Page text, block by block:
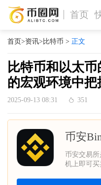
首页
首页>资讯>比特币 > 正文
比特币和以太
的宏观环境中把
2025-09-13 08:31 351
币安
币安交易
机上即可买